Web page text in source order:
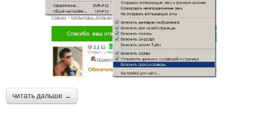
читать дальше →